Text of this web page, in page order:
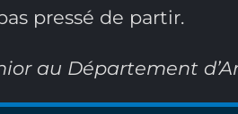
pressé de partir.
au Département